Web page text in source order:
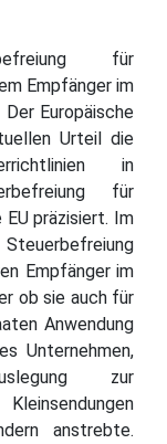
für
Empfänger im
Europäische
Urteil die
in
für
EU präzisiert. Im
Empfänger im
ob sie auch für
Anwendung
Unternehmen,
zur
anstrebte.